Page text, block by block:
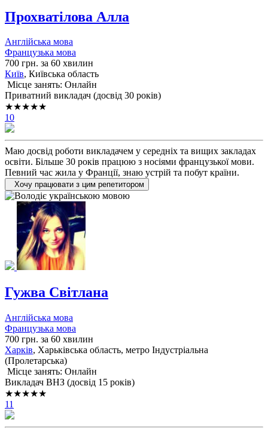
Прохватілова Алла
Англійська мова
Французька мова
700 грн. за 60 хвилин
Київ, Київська область
Місце занять: Онлайн
Приватний викладач (досвід 30 років)
★★★★★
10
Маю досвід роботи викладачем у середніх та вищих закладах
освіти. Більше 30 років працюю з носіями французької мови.
Певний час жила у Франції, знаю устрій та побут країни.
Хочу працювати з цим репетитором
Гужва Світлана
Англійська мова
Французька мова
700 грн. за 60 хвилин
Харків, Харьківська область, метро Індустріальна
(Пролетарська)
Місце занять: Онлайн
Викладач ВНЗ (досвід 15 років)
★★★★★
11